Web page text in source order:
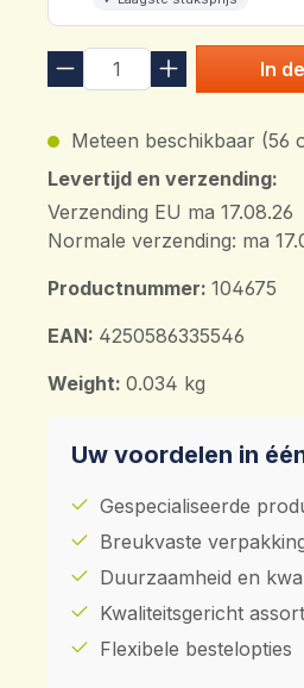
In
Meteen beschikbaar (56
Levertijd en verzending:
Verzending EU ma 17.08.26
Normale verzending: ma
Productnummer: 104675
EAN: 4250586335546
Weight: 0.034 kg
Uw voordelen in
Gespecialiseerde
Breukvaste
Duurzaamheid en
Kwaliteitsgericht
Flexibele bestelopties